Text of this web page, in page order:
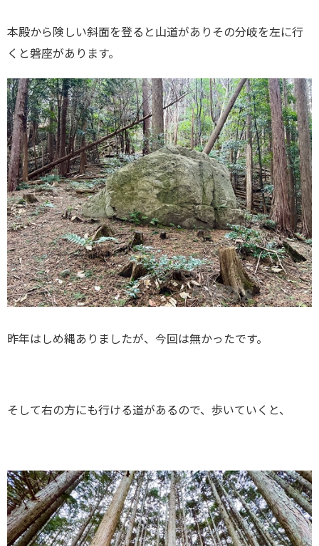
本殿から険しい斜面を登ると山道がありその分岐を左に行
くと磐座があります。
昨年はしめ縄ありましたが、今回は無かったです。
そして右の方にも行ける道があるので、歩いていくと、